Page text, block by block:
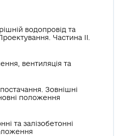
водопровід та
Частина II.
вентиляція та
Зовнішні
положення
та залізобетонні